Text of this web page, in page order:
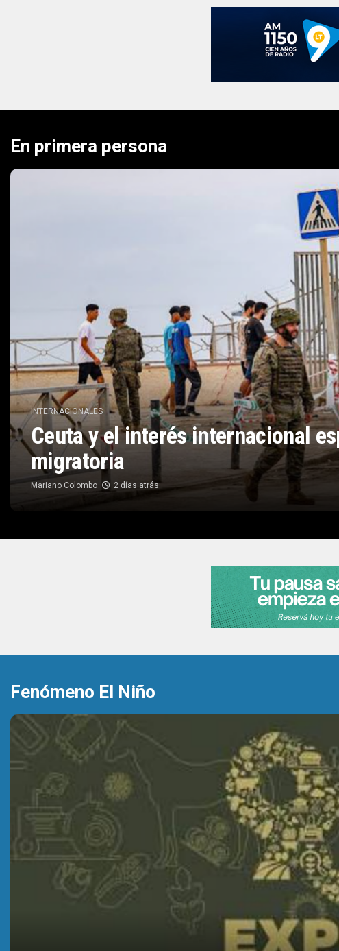
En primera persona
INTERNACIONALES
Ceuta y el interés internacional
migratoria
Mariano Colombo 2 días atrás
Fenómeno El Niño